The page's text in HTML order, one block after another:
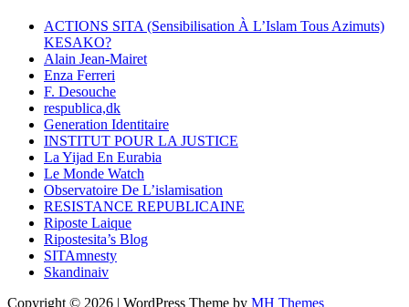
ACTIONS SITA (Sensibilisation À L’Islam Tous Azimuts)
KESAKO?
Alain Jean-Mairet
Enza Ferreri
F. Desouche
respublica,dk
Generation Identitaire
INSTITUT POUR LA JUSTICE
La Yijad En Eurabia
Le Monde Watch
Observatoire De L’islamisation
RESISTANCE REPUBLICAINE
Riposte Laique
Ripostesita’s Blog
SITAmnesty
Skandinaiv
Copyright © 2026 | WordPress Theme by MH Themes